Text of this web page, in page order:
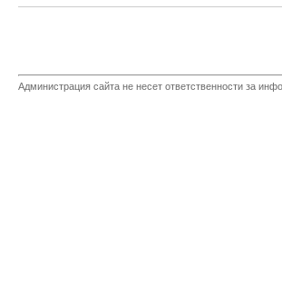
Администрация сайта не несет ответственности за